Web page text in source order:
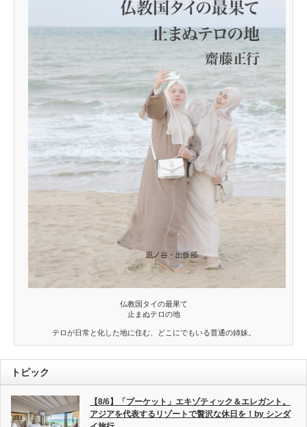
仏教国タイの最果て
止まぬテロの地
テロが日常と化した地に住む、どこにでもいる普通の姉妹。
トピック
【8/6】「プーケット」エキゾティック＆エレガント。
アジアを代表するリゾートで贅沢な休日を！by シンダ